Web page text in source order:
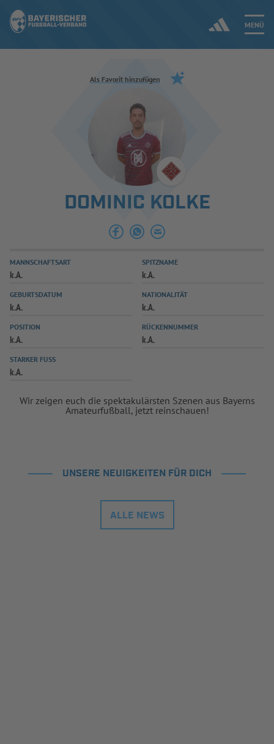
MENÜ
Jetzt einloggen
ERGEBNISSE & WETTBEWERBE
SPIELBETRIEB & VERBANDSLEBEN
AUSBILDUNG & FÖRDERUNG
SPIELPLUS
Als Favorit hinzufügen
DOMINIC KOLKE
MANNSCHAFTSART
k.A.
SPITZNAME
k.A.
GEBURTSDATUM
k.A.
NATIONALITÄT
k.A.
POSITION
k.A.
RÜCKENNUMMER
k.A.
STARKER FUSS
k.A.
Wir zeigen euch die spektakulärsten Szenen aus Bayerns
Amateurfußball, jetzt reinschauen!
UNSERE NEUIGKEITEN FÜR DICH
ALLE NEWS